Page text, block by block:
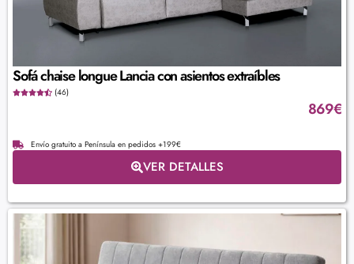
Sofá chaise longue Lancia con asientos extraíbles
(46)
869€
Envío gratuito a Península en pedidos +199€
VER DETALLES